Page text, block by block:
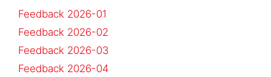
Feedback 2026-01
Feedback 2026-02
Feedback 2026-03
Feedback 2026-04